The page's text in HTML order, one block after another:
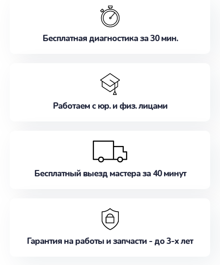
наилучшим образом. Не медлите записаться на
Бесплатная диагностика за 30 мин.
Работаем с юр. и физ. лицами
Бесплатный выезд мастера за 40 минут
Гарантия на работы и запчасти - до 3-х лет